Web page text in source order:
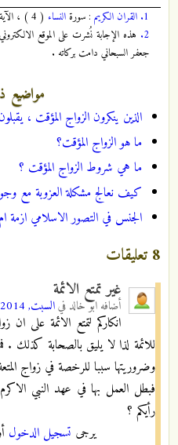
1. القران الكريم : سورةالنساء ( 4 ) ، الآية : 24 ، الصفحة :
2. هذه الإجابة نُشرت على الموقع
جعفر السبحاني دامت بركاته .
مواضيع
الذين ينكرون الزواج المؤقت ،
ما هو الزواج المؤقت؟
ما هي شروط الزواج المؤقت ؟
كيف نعالج مشكلة العزوبة مع
الجنس في التصور الاسلامي ازمة
8 تعليقات
غير تمتع الائمة
أضافه ابو خالد فيالسبت, 20/09/2014 - 03:36
انكاركم لتمتع الائمة على ان
للائمة لذا لا يليق بالصحابة كذلك .
وضروريتها سببا للرخصة في زواج
فبطل العمل بها في عهد النبي
رأيكم ؟
يرجى تسجيل الدخول